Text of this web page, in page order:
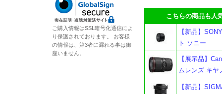
こちらの商品も人気
【新品】
ト ソニー
【展示品】
ムレンズ キヤ
【新品】
ご購入情報はSSL暗号化通信によ
り保護されております。 お客様
の情報は、第3者に漏れる事は御
座いません。